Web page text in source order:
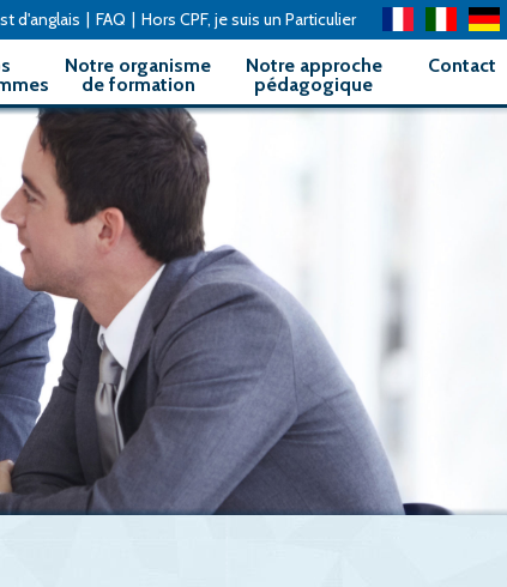
d'anglais | FAQ | Hors CPF, je suis un Particulier
Notre organisme
de formation
Notre approche
pédagogique
Contact